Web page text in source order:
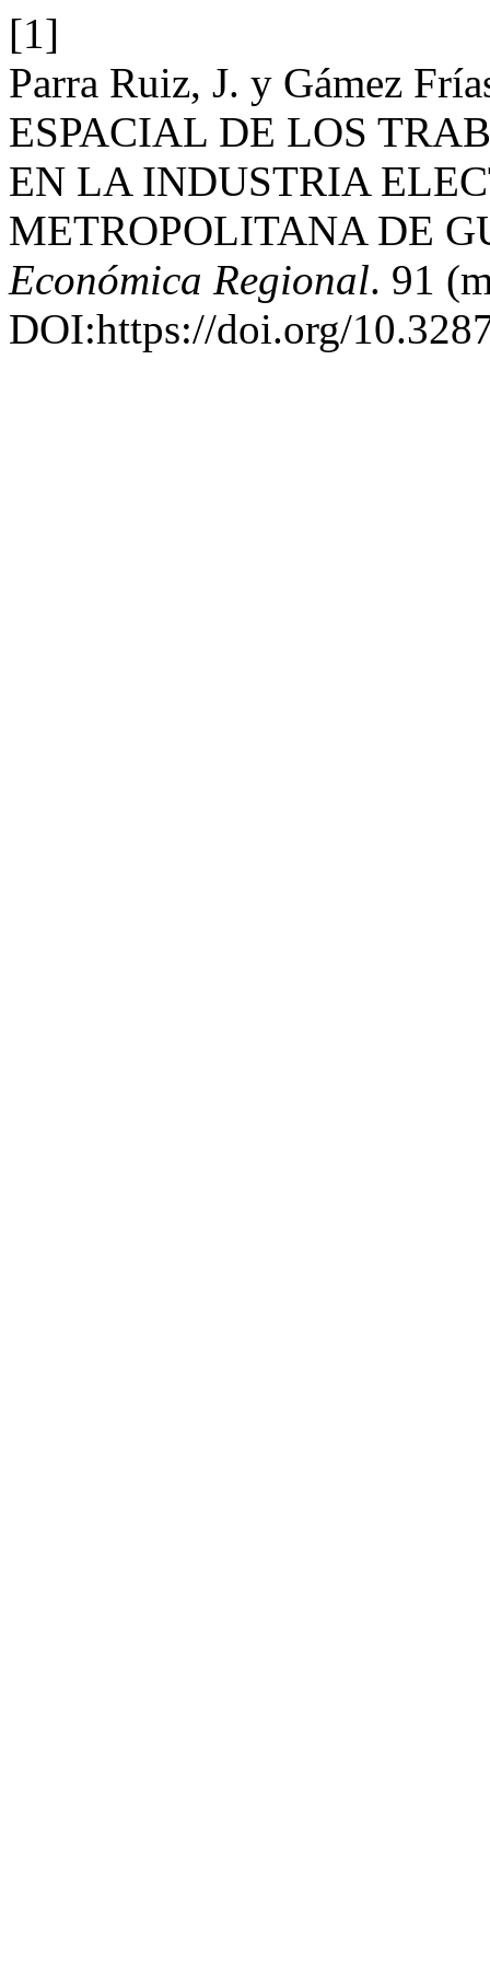
[1]
Parra Ruiz, J. y Gámez
ESPACIAL DE LOS
EN LA INDUSTRIA
METROPOLITANA DE
Económica Regional. 91
DOI:https://doi.org/